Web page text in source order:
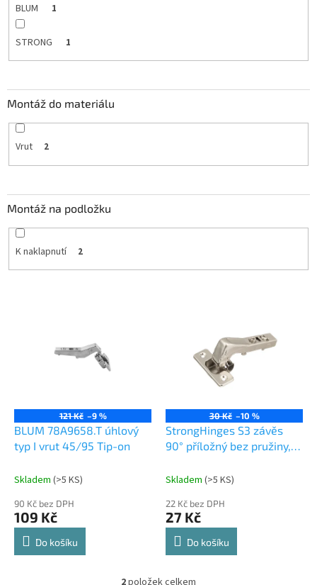
BLUM 1
STRONG 1
Montáž do materiálu
Vrut 2
Montáž na podložku
K naklapnutí 2
121 Kč –9 %
BLUM 78A9658.T úhlový
typ I vrut 45/95 Tip-on
Skladem (>5 KS)
90 Kč bez DPH
109 Kč
Do košíku
30 Kč –10 %
StrongHinges S3 závěs
90° příložný bez pružiny,
Skladem (>5 KS)
22 Kč bez DPH
27 Kč
Do košíku